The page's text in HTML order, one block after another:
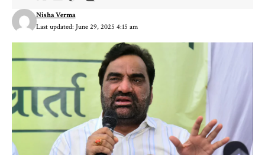
Last updated: June 29, 2025 4:15 am
Nisha Verma